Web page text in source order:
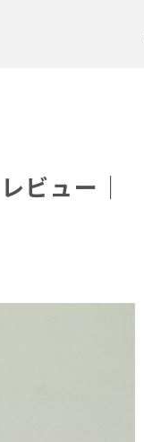
ビュー｜